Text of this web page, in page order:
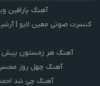
آهنگ پارافین
آهنگ هر زمستون پیش
آهنگ چهل روز
آهنگ چی شد